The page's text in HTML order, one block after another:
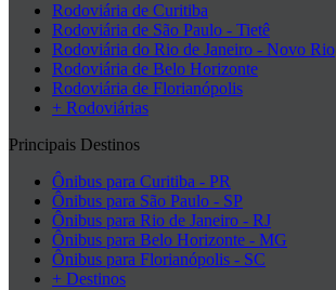
Rodoviária de Curitiba
Rodoviária de São Paulo - Tietê
Rodoviária do Rio de Janeiro - Novo Rio
Rodoviária de Belo Horizonte
Rodoviária de Florianópolis
+ Rodoviárias
Principais Destinos
Ônibus para Curitiba - PR
Ônibus para São Paulo - SP
Ônibus para Rio de Janeiro - RJ
Ônibus para Belo Horizonte - MG
Ônibus para Florianópolis - SC
+ Destinos